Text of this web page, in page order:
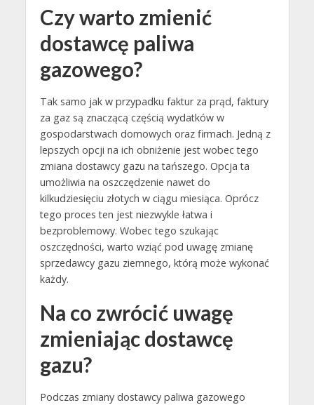
Czy warto zmienić
dostawcę paliwa
gazowego?
Tak samo jak w przypadku faktur za prąd, faktury
za gaz są znaczącą częścią wydatków w
gospodarstwach domowych oraz firmach. Jedną z
lepszych opcji na ich obniżenie jest wobec tego
zmiana dostawcy gazu na tańszego. Opcja ta
umożliwia na oszczędzenie nawet do
kilkudziesięciu złotych w ciągu miesiąca. Oprócz
tego proces ten jest niezwykle łatwa i
bezproblemowy. Wobec tego szukając
oszczędności, warto wziąć pod uwagę zmianę
sprzedawcy gazu ziemnego, którą może wykonać
każdy.
Na co zwrócić uwagę
zmieniając dostawcę
gazu?
Podczas zmiany dostawcy paliwa gazowego